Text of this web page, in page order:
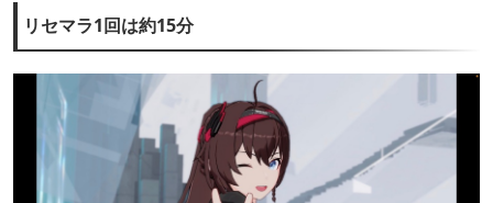
リセマラ1回は約15分